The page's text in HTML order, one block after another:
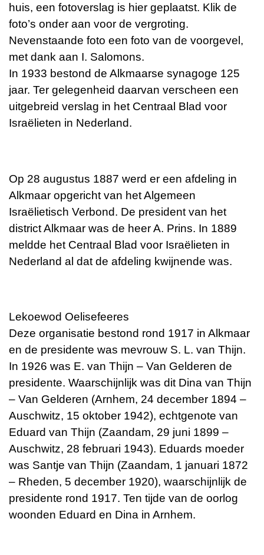
huis, een fotoverslag is hier geplaatst. Klik de
foto’s onder aan voor de vergroting.
Nevenstaande foto een foto van de voorgevel,
met dank aan I. Salomons.
In 1933 bestond de Alkmaarse synagoge 125
jaar. Ter gelegenheid daarvan verscheen een
uitgebreid verslag in het Centraal Blad voor
Israëlieten in Nederland.
Op 28 augustus 1887 werd er een afdeling in
Alkmaar opgericht van het Algemeen
Israëlietisch Verbond. De president van het
district Alkmaar was de heer A. Prins. In 1889
meldde het Centraal Blad voor Israëlieten in
Nederland al dat de afdeling kwijnende was.
Lekoewod Oelisefeeres
Deze organisatie bestond rond 1917 in Alkmaar
en de presidente was mevrouw S. L. van Thijn.
In 1926 was E. van Thijn – Van Gelderen de
presidente. Waarschijnlijk was dit Dina van Thijn
– Van Gelderen (Arnhem, 24 december 1894 –
Auschwitz, 15 oktober 1942), echtgenote van
Eduard van Thijn (Zaandam, 29 juni 1899 –
Auschwitz, 28 februari 1943). Eduards moeder
was Santje van Thijn (Zaandam, 1 januari 1872
– Rheden, 5 december 1920), waarschijnlijk de
presidente rond 1917. Ten tijde van de oorlog
woonden Eduard en Dina in Arnhem.